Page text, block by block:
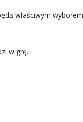
właściwym
w grę.